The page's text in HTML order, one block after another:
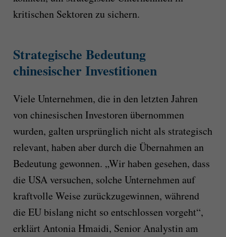
kritischen Sektoren zu sichern.
Strategische Bedeutung
chinesischer Investitionen
Viele Unternehmen, die in den letzten Jahren
von chinesischen Investoren übernommen
wurden, galten ursprünglich nicht als strategisch
relevant, haben aber durch die Übernahmen an
Bedeutung gewonnen. „Wir haben gesehen, dass
die USA versuchen, solche Unternehmen auf
kraftvolle Weise zurückzugewinnen, während
die EU bislang nicht so entschlossen vorgeht“,
erklärt Antonia Hmaidi, Senior Analystin am